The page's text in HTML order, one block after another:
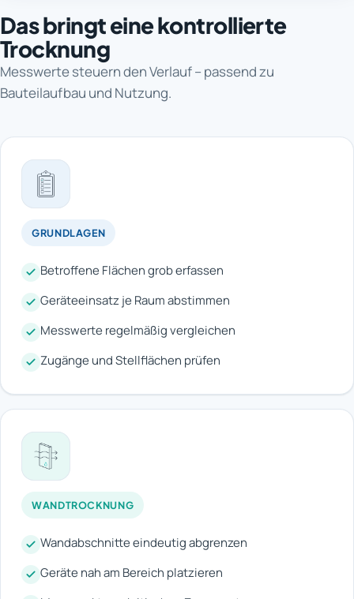
Das bringt eine kontrollierte
Trocknung
Messwerte steuern den Verlauf – passend zu
Bauteilaufbau und Nutzung.
GRUNDLAGEN
Betroffene Flächen grob erfassen
Geräteeinsatz je Raum abstimmen
Messwerte regelmäßig vergleichen
Zugänge und Stellflächen prüfen
WANDTROCKNUNG
Wandabschnitte eindeutig abgrenzen
Geräte nah am Bereich platzieren